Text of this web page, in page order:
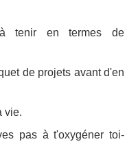
tenir en termes de
de projets avant d'en
vie.
pas à t'oxygéner toi-